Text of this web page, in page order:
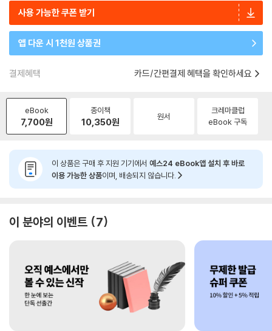
사용 가능한 쿠폰 받기
앱 다운 시 1천원 상품권
결제혜택 카드/간편결제 혜택을 확인하세요
eBook
7,700원
종이책
10,350원 원서
크레마클럽
eBook 구독
이 상품은 구매 후 지원 기기에서 예스24 eBook앱 설치 후 바로
이용 가능한 상품이며, 배송되지 않습니다.
이 분야의 이벤트 7